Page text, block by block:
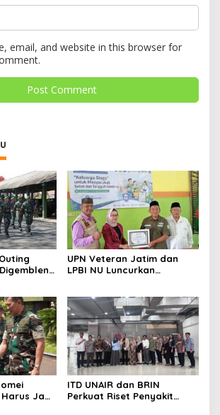
email, and website in this browser for
UPN Veteran Jatim dan
LPBI NU Luncurkan
Jadi
ITD UNAIR dan BRIN
Perkuat Riset Penyakit